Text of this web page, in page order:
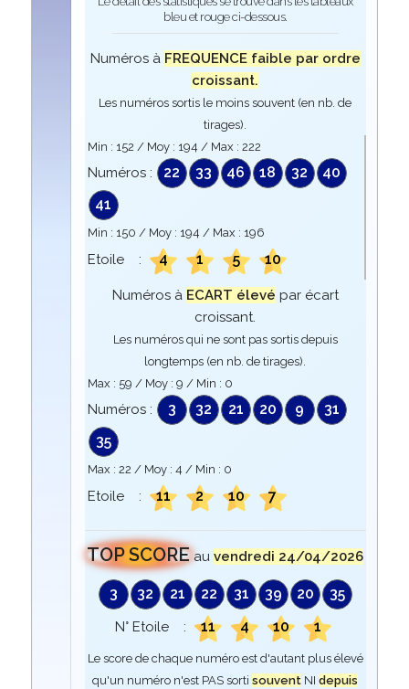
bleu et rouge ci-dessous.
Numéros à FREQUENCE faible par ordre
croissant.
Les numéros sortis le moins souvent (en nb. de
tirages).
Min : 152 / Moy : 194 / Max : 222
Numéros : 22 33 46 18 32
40
41
Min : 150 / Moy : 194 / Max : 196
Etoile : 4 1 5 10
Numéros à ECART élevé par écart
croissant.
Les numéros qui ne sont pas sortis depuis
longtemps (en nb. de tirages).
Max : 59 / Moy : 9 / Min : 0
Numéros : 3 32 21 20 9
31
35
Max : 22 / Moy : 4 / Min : 0
Etoile : 11 2 10 7
TOP SCORE auvendredi 24/04/2026
3 32 21 22 31 39 20 35
N° Etoile : 11 4 10 1
Le score de chaque numéro est d'autant plus élevé
qu'un numéro n'est PAS sortisouvent NIdepuis